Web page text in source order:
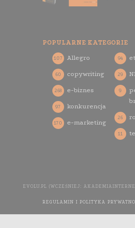
POPULARNE KATEGORIE
Allegro
107
copywriting
60
e-biznes
268
konkurencja
97
e-marketing
170
94
29
9
26
11
EVOLU.PL (WCZEŚNIEJ:
REGULAMIN I POLITYKA